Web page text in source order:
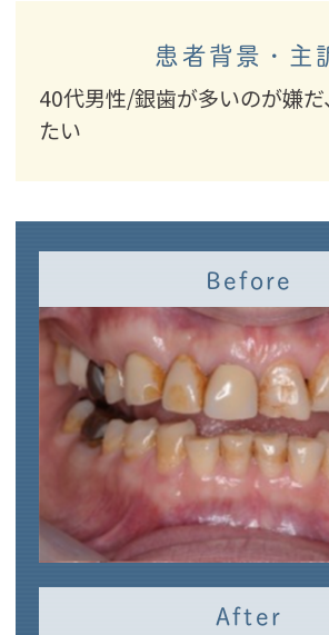
患者背景・主
40代男性/銀歯が多いのが嫌
たい
Before
After